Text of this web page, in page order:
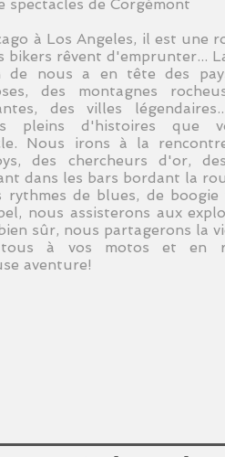
spectacles de Corgémont
à Los Angeles, il est une
bikers rêvent d'emprunter...
de nous a en tête des
des montagnes
des villes
pleins d'histoires que
Nous irons à la
des chercheurs d'or,
dans les bars bordant la
rythmes de blues, de boogie
nous assisterons aux
sûr, nous partagerons la
tous à vos motos et en
aventure!